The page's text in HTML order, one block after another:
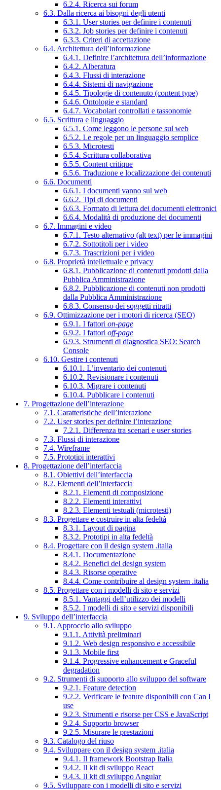
6.2.4. Ricerca sui forum
6.3. Dalla ricerca ai bisogni degli utenti
6.3.1. User stories per definire i contenuti
6.3.2. Job stories per definire i contenuti
6.3.3. Criteri di accettazione
6.4. Architettura dell’informazione
6.4.1. Definire l’architettura dell’informazione
6.4.2. Alberatura
6.4.3. Flussi di interazione
6.4.4. Sistemi di navigazione
6.4.5. Tipologie di contenuto (content type)
6.4.6. Ontologie e standard
6.4.7. Vocabolari controllati e tassonomie
6.5. Scrittura e linguaggio
6.5.1. Come leggono le persone sul web
6.5.2. Le regole per un linguaggio semplice
6.5.3. Microtesti
6.5.4. Scrittura collaborativa
6.5.5. Content critique
6.5.6. Traduzione e localizzazione dei contenuti
6.6. Documenti
6.6.1. I documenti vanno sul web
6.6.2. Tipi di documenti
6.6.3. Formato di lettura dei documenti elettronici
6.6.4. Modalità di produzione dei documenti
6.7. Immagini e video
6.7.1. Testo alternativo (alt text) per le immagini
6.7.2. Sottotitoli per i video
6.7.3. Trascrizioni per i video
6.8. Proprietà intellettuale e privacy
6.8.1. Pubblicazione di contenuti prodotti dalla
Pubblica Amministrazione
6.8.2. Pubblicazione di contenuti non prodotti
dalla Pubblica Amministrazione
6.8.3. Consenso dei soggetti ritratti
6.9. Ottimizzazione per i motori di ricerca (SEO)
6.9.1. I fattori on-page
6.9.2. I fattori off-page
6.9.3. Strumenti di diagnostica SEO: Search
Console
6.10. Gestire i contenuti
6.10.1. L’inventario dei contenuti
6.10.2. Revisionare i contenuti
6.10.3. Migrare i contenuti
6.10.4. Pubblicare i contenuti
7. Progettazione dell’interazione
7.1. Caratteristiche dell’interazione
7.2. User stories per definire l’interazione
7.2.1. Differenza tra scenari e user stories
7.3. Flussi di interazione
7.4. Wireframe
7.5. Prototipi interattivi
8. Progettazione dell’interfaccia
8.1. Obiettivi dell’interfaccia
8.2. Elementi dell’interfaccia
8.2.1. Elementi di composizione
8.2.2. Elementi interattivi
8.2.3. Elementi testuali (microtesti)
8.3. Progettare e costruire in alta fedeltà
8.3.1. Layout di pagina
8.3.2. Prototipi in alta fedeltà
8.4. Progettare con il design system .italia
8.4.1. Documentazione
8.4.2. Benefici del design system
8.4.3. Risorse operative
8.4.4. Come contribuire al design system .italia
8.5. Progettare con i modelli di sito e servizi
8.5.1. Vantaggi dell’utilizzo dei modelli
8.5.2. I modelli di sito e servizi disponibili
9. Sviluppo dell’interfaccia
9.1. Approccio allo sviluppo
9.1.1. Attività preliminari
9.1.2. Web design responsivo e accessibile
9.1.3. Mobile first
9.1.4. Progressive enhancement e Graceful
degradation
9.2. Strumenti di supporto allo sviluppo del software
9.2.1. Feature detection
9.2.2. Verificare le feature disponibili con Can I
use
9.2.3. Strumenti e risorse per CSS e JavaScript
9.2.4. Supporto browser
9.2.5. Misurare le prestazioni
9.3. Catalogo del riuso
9.4. Sviluppare con il design system .italia
9.4.1. Il framework Bootstrap Italia
9.4.2. Il kit di sviluppo React
9.4.3. Il kit di sviluppo Angular
9.5. Sviluppare con i modelli di sito e servizi